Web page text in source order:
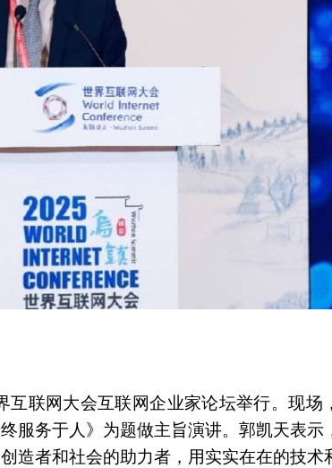
联网大会互联网企业家论坛举行。现场
服务于人》为题做主旨演讲。郭凯天表示
造者和社会的助力者，用实实在在的技术